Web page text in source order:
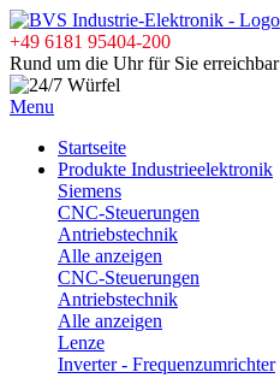
+49 6181 95404-200
Rund um die Uhr für Sie erreichbar
Menu
Startseite
Produkte Industrieelektronik
Siemens
CNC-Steuerungen
Antriebstechnik
Alle anzeigen
CNC-Steuerungen
Antriebstechnik
Alle anzeigen
Lenze
Inverter - Frequenzumrichter